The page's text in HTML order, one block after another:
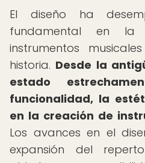
El diseño ha
fundamental en la
instrumentos
historia. Desde la
estado
funcionalidad, la
en la creación de
Los avances en el
expansión del